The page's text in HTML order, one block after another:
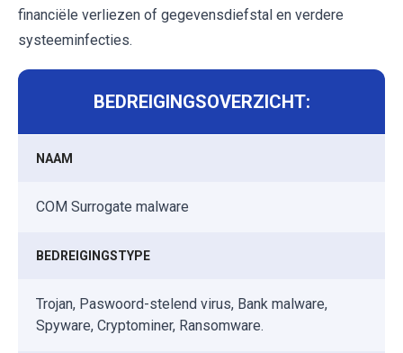
financiële verliezen of gegevensdiefstal en verdere
systeeminfecties.
BEDREIGINGSOVERZICHT:
NAAM
COM Surrogate malware
BEDREIGINGSTYPE
Trojan, Paswoord-stelend virus, Bank malware,
Spyware, Cryptominer, Ransomware.